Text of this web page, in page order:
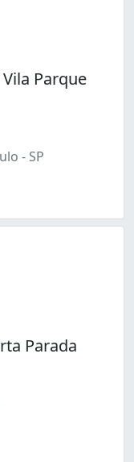
Parque
- SP
Parada